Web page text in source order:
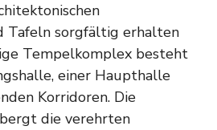
Tafeln sorgfältig erhalten
Tempelkomplex besteht
einer Haupthalle
Korridoren. Die
die verehrten